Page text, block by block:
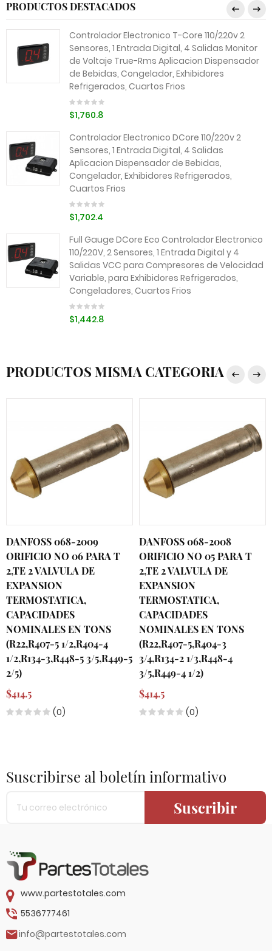
PRODUCTOS DESTACADOS
Controlador Electronico T-Core 110/220v 2
Sensores, 1 Entrada Digital, 4 Salidas Monitor
de Voltaje True-Rms Aplicacion Dispensador
de Bebidas, Congelador, Exhibidores
Refrigerados, Cuartos Frios
$1,760.8
Controlador Electronico DCore 110/220v 2
Sensores, 1 Entrada Digital, 4 Salidas
Aplicacion Dispensador de Bebidas,
Congelador, Exhibidores Refrigerados,
Cuartos Frios
$1,702.4
Full Gauge DCore Eco Controlador Electronico
110/220V, 2 Sensores, 1 Entrada Digital y 4
Salidas VCC para Compresores de Velocidad
Variable, para Exhibidores Refrigerados,
Congeladores, Cuartos Frios
$1,442.8
PRODUCTOS MISMA CATEGORIA
DANFOSS 068-2009
ORIFICIO NO 06 PARA T
2,TE 2 VALVULA DE
EXPANSION
TERMOSTATICA,
CAPACIDADES
NOMINALES EN TONS
(R22,R407-5 1/2,R404-4
1/2,R134-3,R448-5 3/5,R449-5
2/5)
$414.5
(0)
DANFOSS 068-2008
ORIFICIO NO 05 PARA T
2,TE 2 VALVULA DE
EXPANSION
TERMOSTATICA,
CAPACIDADES
NOMINALES EN TONS
(R22,R407-5,R404-3
3/4,R134-2 1/3,R448-4
3/5,R449-4 1/2)
$414.5
(0)
Suscribirse al boletín informativo
Suscribir
www.partestotales.com
5536777461
info@partestotales.com